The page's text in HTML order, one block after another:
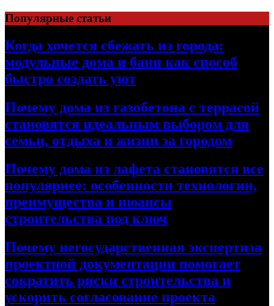
Перейти
к
содержимому
Популярные статьи
Когда хочется сбежать из города:
модульные дома и бани как способ
быстро создать уют
Почему дома из газобетона с террасой
становятся идеальным выбором для
семьи, отдыха и жизни за городом
Почему дома из лафета становятся все
популярнее: особенности технологии,
преимущества и нюансы
строительства под ключ
Почему негосударственная экспертиза
проектной документации помогает
сократить риски строительства и
ускорить согласование проекта